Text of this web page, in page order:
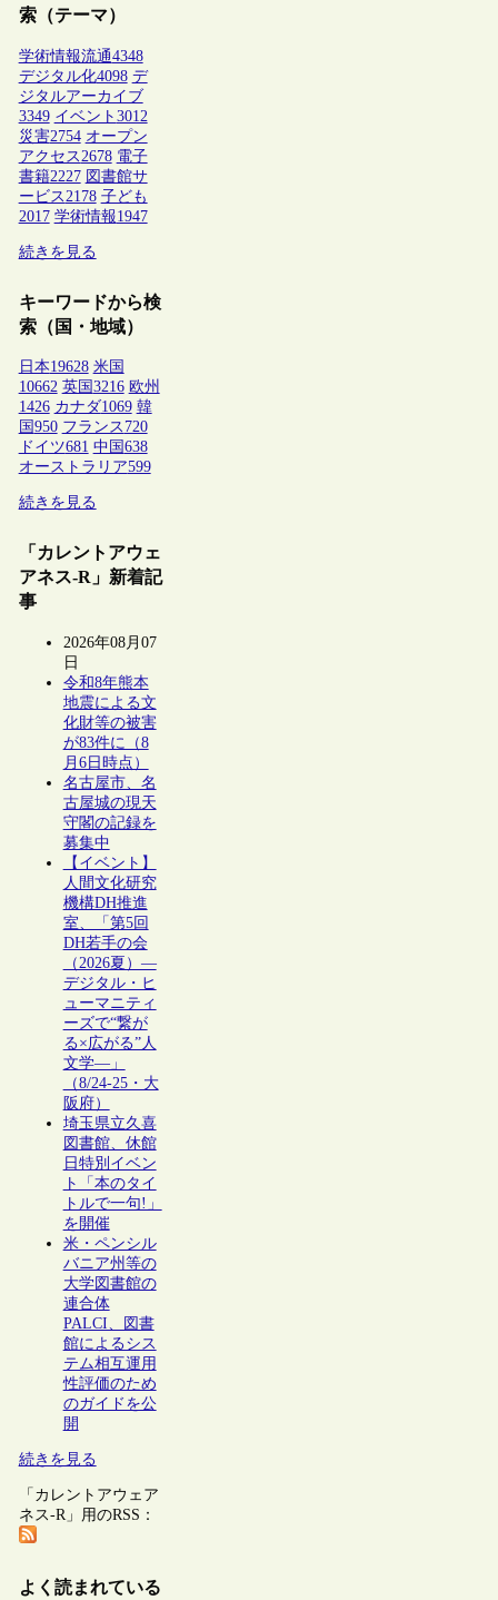
索（テーマ）
学術情報流通4348
デジタル化4098 デ
ジタルアーカイブ
3349 イベント 3012
災害2754 オープン
アクセス 2678 電子
書籍2227 図書館サ
ービス 2178 子ども
2017 学術情報1947
続きを見る
キーワードから検
索（国・地域）
日本19628 米国
10662 英国 3216 欧州
1426 カナダ1069 韓
国 950 フランス 720
ドイツ681 中国 638
オーストラリア599
続きを見る
「カレントアウェ
アネス-R」新着記
事
2026年08月07
日
令和8年熊本
地震による文
化財等の被害
が83件に（8
月6日時点）
名古屋市、名
古屋城の現天
守閣の記録を
募集中
【イベント】
人間文化研究
機構DH推進
室、「第5回
DH若手の会
（2026夏）―
デジタル・ヒ
ューマニティ
ーズで“繋が
る×広がる”人
文学―」
（8/24-25・大
阪府）
埼玉県立久喜
図書館、休館
日特別イベン
ト「本のタイ
トルで一句!」
を開催
米・ペンシル
バニア州等の
大学図書館の
連合体
PALCI、図書
館によるシス
テム相互運用
性評価のため
のガイドを公
開
続きを見る
「カレントアウェア
ネス-R」用のRSS：
よく読まれている